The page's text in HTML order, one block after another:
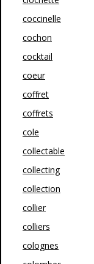
coccinelle
cochon
cocktail
coeur
coffret
coffrets
cole
collectable
collecting
collection
collier
colliers
colognes